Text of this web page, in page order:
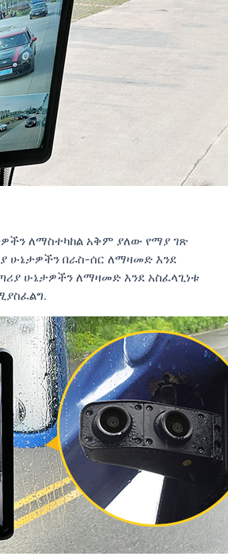
ለማስተካከል አቅም ያለው የማያ ገጽ
ሁኔታዎችን በራስ-ሰር ለማዛመድ እንደ
ሁኔታዎችን ለማዛመድ እንደ አስፈላጊነቱ